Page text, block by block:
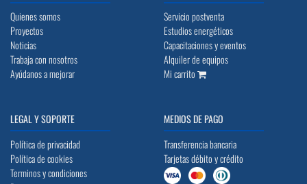
Quienes somos
Proyectos
Noticias
Trabaja con nosotros
Ayúdanos a mejorar
Servicio postventa
Estudios energéticos
Capacitaciones y eventos
Alquiler de equipos
Mi carrito
LEGAL Y SOPORTE
Política de privacidad
Política de cookies
Terminos y condiciones
MEDIOS DE PAGO
Transferencia bancaria
Tarjetas débito y crédito